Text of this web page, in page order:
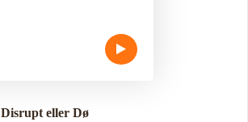
Disrupt eller Dø